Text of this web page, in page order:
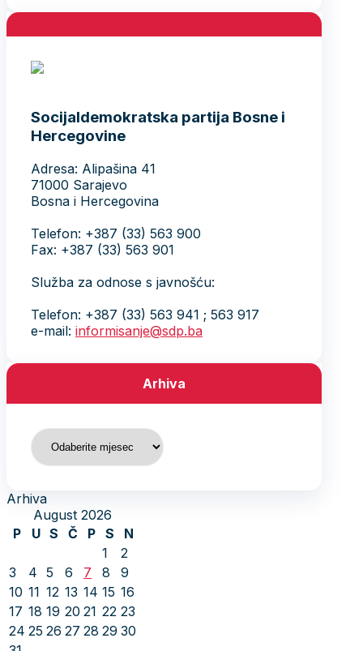
Socijaldemokratska partija Bosne i
Hercegovine
Adresa: Alipašina 41
71000 Sarajevo
Bosna i Hercegovina
Telefon: +387 (33) 563 900
Fax: +387 (33) 563 901
Služba za odnose s javnošću:
Telefon: +387 (33) 563 941 ; 563 917
e-mail: informisanje@sdp.ba
Arhiva
Arhiva
Arhiva
August 2026
P
U S Č P S
N
1
2
3
4 5 6 7 8
9
10 11 12 13 14 15 16
17 18 19 20 21 22 23
24 25 26 27 28 29 30